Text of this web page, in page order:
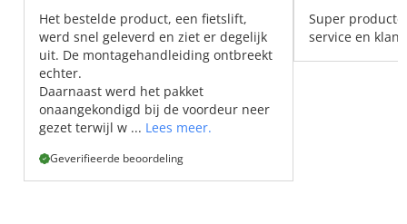
Het bestelde product, een fietslift,
werd snel geleverd en ziet er degelijk
uit. De montagehandleiding ontbreekt
echter.
Daarnaast werd het pakket
onaangekondigd bij de voordeur neer
gezet terwijl w ... Lees meer.
Geverifieerde beoordeling
Super
service en